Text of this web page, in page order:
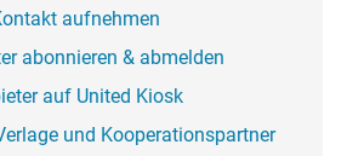
aufnehmen
abonnieren & abmelden
auf United Kiosk
und Kooperationspartner